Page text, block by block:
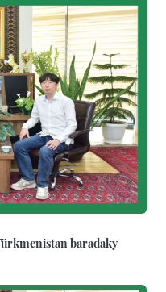
baradaky